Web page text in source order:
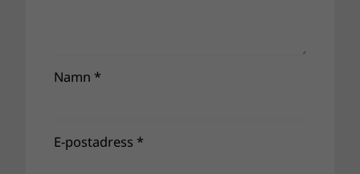
Namn *
E-postadress *